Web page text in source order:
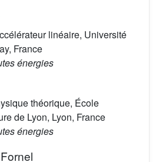
linéaire, Université
France
énergies
théorique, École
de Lyon, Lyon, France
énergies